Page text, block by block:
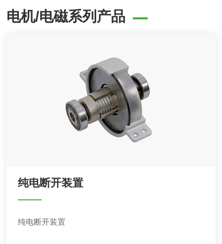
电机/电磁系列产品
纯电断开装置
纯电断开装置